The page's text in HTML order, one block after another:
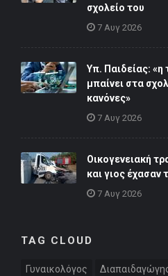
σχολείο του
7 Αυγ 2026
Υπ. Παιδείας: «η
μπαίνει στα
κανόνες»
7 Αυγ 2026
Οικογενειακή
και γιος έχασαν
7 Αυγ 2026
TAG CLOUD
Γυναικολόγος